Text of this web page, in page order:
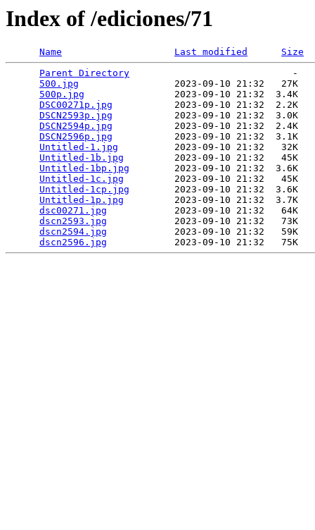
Index of /ediciones/71
Name Last modified
Size
Parent Directory
                             -
500.jpg
                 2023-09-10 21:32   27K
500p.jpg
                2023-09-10 21:32  3.4K
DSC00271p.jpg
           2023-09-10 21:32  2.2K
DSCN2593p.jpg
           2023-09-10 21:32  3.0K
DSCN2594p.jpg
           2023-09-10 21:32  2.4K
DSCN2596p.jpg
           2023-09-10 21:32  3.1K
Untitled-1.jpg
          2023-09-10 21:32   32K
Untitled-1b.jpg
         2023-09-10 21:32   45K
Untitled-1bp.jpg
        2023-09-10 21:32  3.6K
Untitled-1c.jpg
         2023-09-10 21:32   45K
Untitled-1cp.jpg
        2023-09-10 21:32  3.6K
Untitled-1p.jpg
         2023-09-10 21:32  3.7K
dsc00271.jpg
            2023-09-10 21:32   64K
dscn2593.jpg
            2023-09-10 21:32   73K
dscn2594.jpg
            2023-09-10 21:32   59K
dscn2596.jpg